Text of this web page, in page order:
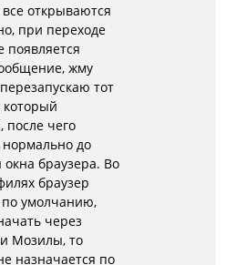
открываются
при переходе
появляется
жму
тот
после чего
нормально до
окна браузера. Во
браузер
по умолчанию,
через
Мозилы, то
назначается по